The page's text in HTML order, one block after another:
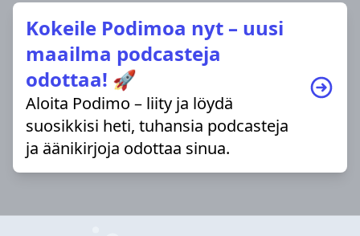
Kokeile Podimoa nyt – uusi
maailma podcasteja
odottaa! 🚀
Aloita Podimo – liity ja löydä
suosikkisi heti, tuhansia podcasteja
ja äänikirjoja odottaa sinua.